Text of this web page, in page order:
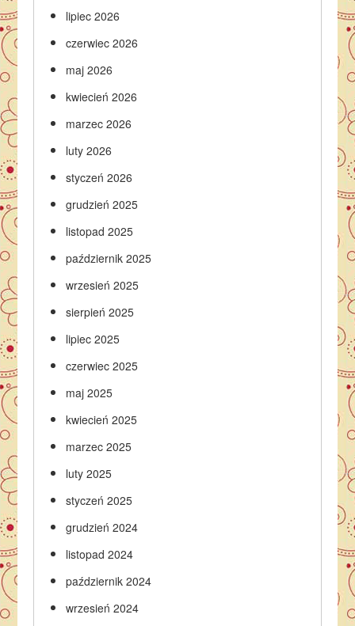
lipiec 2026
czerwiec 2026
maj 2026
kwiecień 2026
marzec 2026
luty 2026
styczeń 2026
grudzień 2025
listopad 2025
październik 2025
wrzesień 2025
sierpień 2025
lipiec 2025
czerwiec 2025
maj 2025
kwiecień 2025
marzec 2025
luty 2025
styczeń 2025
grudzień 2024
listopad 2024
październik 2024
wrzesień 2024